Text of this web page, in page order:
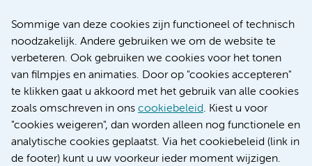
Sommige van deze cookies zijn functioneel of technisch
noodzakelijk. Andere gebruiken we om de website te
verbeteren. Ook gebruiken we cookies voor het tonen
van filmpjes en animaties. Door op "cookies accepteren"
te klikken gaat u akkoord met het gebruik van alle cookies
zoals omschreven in ons cookiebeleid. Kiest u voor
"cookies weigeren", dan worden alleen nog functionele en
analytische cookies geplaatst. Via het cookiebeleid (link in
de footer) kunt u uw voorkeur ieder moment wijzigen.
Nieuws
Research
Educatie locatie AMC
Educatie locatie VUmc
Verwijzen & diagnostiek